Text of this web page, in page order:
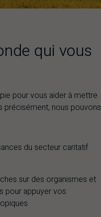
qui vous
pour vous aider à mettre
précisément, nous pouvons
du secteur caritatif
sur des organismes et
pour appuyer vos